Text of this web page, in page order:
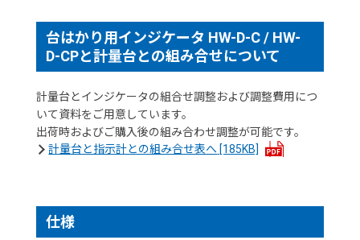
台はかり用インジケータ HW-D-C / HW-
D-CPと計量台との組み合せについて
計量台とインジケータの組合せ調整および調整費用につ
いて資料をご用意しています。
出荷時およびご購入後の組み合わせ調整が可能です。
計量台と指示計との組み合せ表へ [185KB]
仕様